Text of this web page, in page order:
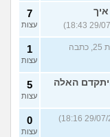
איך
7
עצות
(lili, בת 25, כתבה
1
עצות
האלה 5
עצות
0
עצות